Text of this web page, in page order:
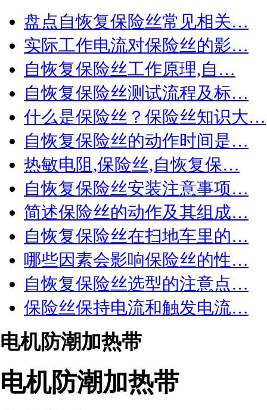
盘点自恢复保险丝常见相关…
实际工作电流对保险丝的影…
自恢复保险丝工作原理,自…
自恢复保险丝测试流程及标…
什么是保险丝？保险丝知识大…
自恢复保险丝的动作时间是…
热敏电阻,保险丝,自恢复保…
自恢复保险丝安装注意事项…
简述保险丝的动作及其组成…
自恢复保险丝在扫地车里的…
哪些因素会影响保险丝的性…
自恢复保险丝选型的注意点…
保险丝保持电流和触发电流…
电机防潮加热带
电机防潮加热带